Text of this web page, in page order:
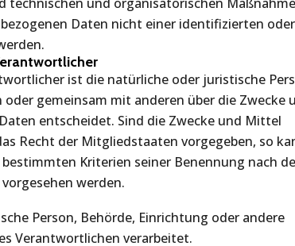
Daten nicht einer identifizierten oder
ist die natürliche oder juristische
gemeinsam mit anderen über die Zwecke
entscheidet. Sind die Zwecke und Mittel
Recht der Mitgliedstaaten vorgegeben, so
Kriterien seiner Benennung nach
werden.
Person, Behörde, Einrichtung oder andere
Verantwortlichen verarbeitet.